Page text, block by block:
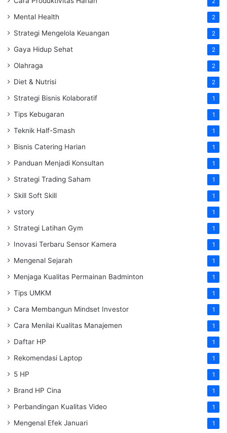
Mental Health 2
Strategi Mengelola Keuangan 2
Gaya Hidup Sehat 2
Olahraga 2
Diet & Nutrisi 2
Strategi Bisnis Kolaboratif 1
Tips Kebugaran 1
Teknik Half-Smash 1
Bisnis Catering Harian 1
Panduan Menjadi Konsultan 1
Strategi Trading Saham 1
Skill Soft Skill 1
vstory 1
Strategi Latihan Gym 1
Inovasi Terbaru Sensor Kamera 1
Mengenal Sejarah 1
Menjaga Kualitas Permainan Badminton 1
Tips UMKM 1
Cara Membangun Mindset Investor 1
Cara Menilai Kualitas Manajemen 1
Daftar HP 1
Rekomendasi Laptop 1
5 HP 1
Brand HP Cina 1
Perbandingan Kualitas Video 1
Mengenal Efek Januari 1